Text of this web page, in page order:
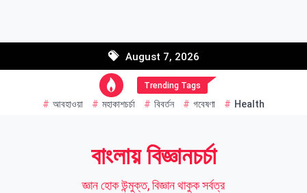
August 7, 2026
Trending Tags
আবহাওয়া মহাকাশচর্চা বিবর্তন গবেষণা Health
বাংলায় বিজ্ঞানচর্চা
জ্ঞান হোক উন্মুক্ত, বিজ্ঞান থাকুক সর্বত্র